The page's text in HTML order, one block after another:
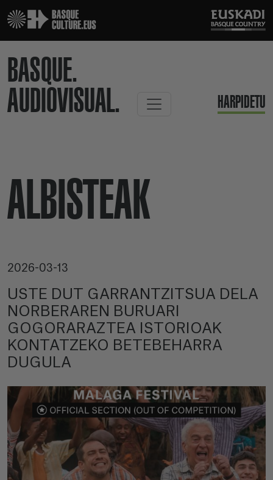
BASQUE.
AUDIOVISUAL.
HARPIDETU
ALBISTEAK
2026-03-13
USTE DUT GARRANTZITSUA DELA
NORBERAREN BURUARI
GOGORARAZTEA ISTORIOAK
KONTATZEKO BETEBEHARRA
DUGULA